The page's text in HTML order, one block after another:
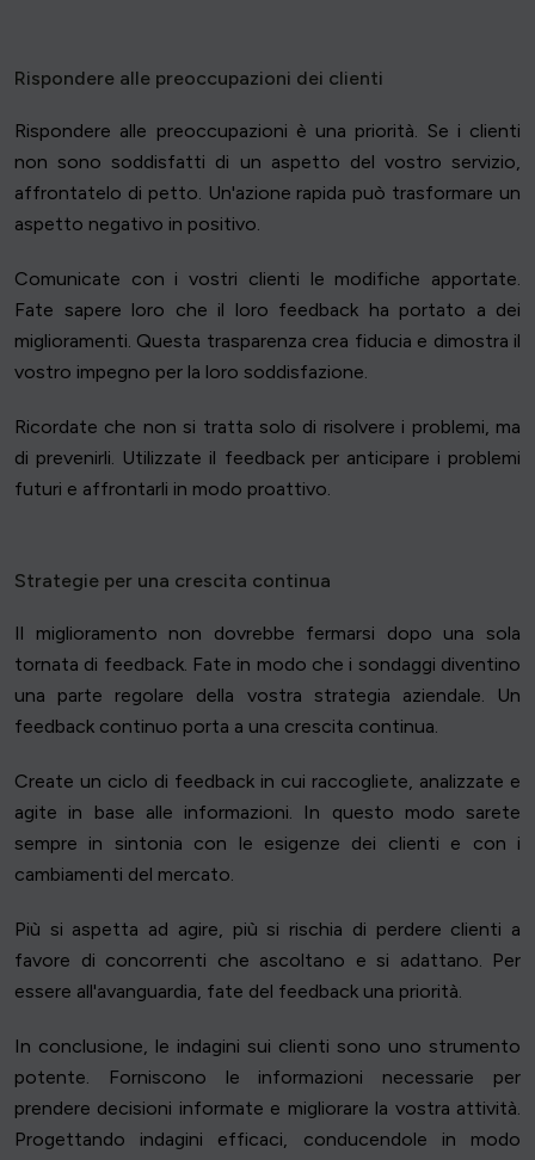
Rispondere alle preoccupazioni dei clienti
Rispondere alle preoccupazioni è una priorità. Se i clienti
non sono soddisfatti di un aspetto del vostro servizio,
affrontatelo di petto. Un'azione rapida può trasformare un
aspetto negativo in positivo.
Comunicate con i vostri clienti le modifiche apportate.
Fate sapere loro che il loro feedback ha portato a dei
miglioramenti. Questa trasparenza crea fiducia e dimostra il
vostro impegno per la loro soddisfazione.
Ricordate che non si tratta solo di risolvere i problemi, ma
di prevenirli. Utilizzate il feedback per anticipare i problemi
futuri e affrontarli in modo proattivo.
Strategie per una crescita continua
Il miglioramento non dovrebbe fermarsi dopo una sola
tornata di feedback. Fate in modo che i sondaggi diventino
una parte regolare della vostra strategia aziendale. Un
feedback continuo porta a una crescita continua.
Create un ciclo di feedback in cui raccogliete, analizzate e
agite in base alle informazioni. In questo modo sarete
sempre in sintonia con le esigenze dei clienti e con i
cambiamenti del mercato.
Più si aspetta ad agire, più si rischia di perdere clienti a
favore di concorrenti che ascoltano e si adattano. Per
essere all'avanguardia, fate del feedback una priorità.
In conclusione, le indagini sui clienti sono uno strumento
potente. Forniscono le informazioni necessarie per
prendere decisioni informate e migliorare la vostra attività.
Progettando indagini efficaci, conducendole in modo